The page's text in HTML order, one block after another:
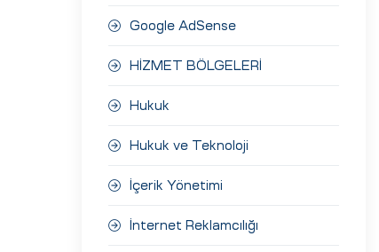
Google AdSense
HİZMET BÖLGELERİ
Hukuk
Hukuk ve Teknoloji
İçerik Yönetimi
İnternet Reklamcılığı